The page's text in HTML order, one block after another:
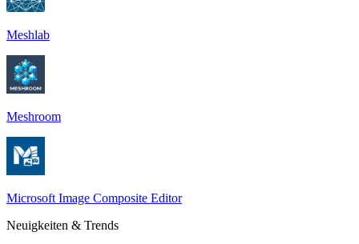
Meshlab
Meshroom
Microsoft Image Composite Editor
Neuigkeiten & Trends